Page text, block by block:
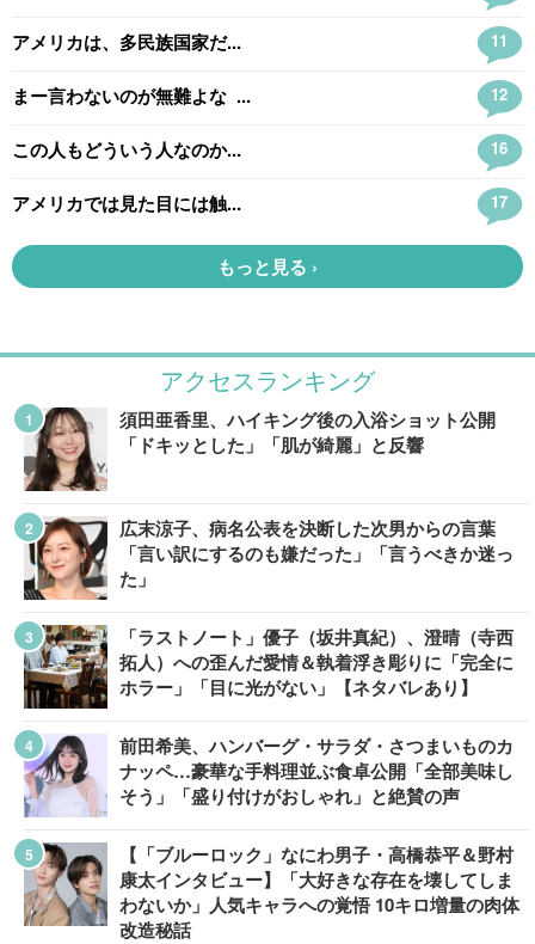
アクセスランキング
須田亜香里、ハイキング後の入浴ショット公開
「ドキッとした」「肌が綺麗」と反響
広末涼子、病名公表を決断した次男からの言葉
「言い訳にするのも嫌だった」「言うべきか迷っ
た」
「ラストノート」優子（坂井真紀）、澄晴（寺西
拓人）への歪んだ愛情＆執着浮き彫りに「完全に
ホラー」「目に光がない」【ネタバレあり】
前田希美、ハンバーグ・サラダ・さつまいものカ
ナッペ…豪華な手料理並ぶ食卓公開「全部美味し
そう」「盛り付けがおしゃれ」と絶賛の声
【「ブルーロック」なにわ男子・高橋恭平＆野村
康太インタビュー】「大好きな存在を壊してしま
わないか」人気キャラへの覚悟 10キロ増量の肉体
改造秘話